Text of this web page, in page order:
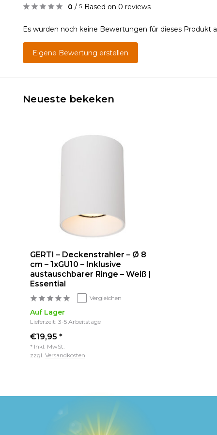
0 / 5 Based on 0 reviews
Es wurden noch keine Bewertungen für dieses Produkt
Eigene Bewertung erstellen
Neueste bekeken
GERTI – Deckenstrahler – Ø 8
cm – 1xGU10 – Inklusive
austauschbarer Ringe – Weiß |
Essential
Vergleichen
Auf Lager
Lieferzeit: 3-5 Arbeitstage
€19,95 *
* Inkl. MwSt.
zzgl. Versandkosten